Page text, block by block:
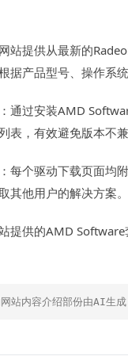
网站提供从最新的
据产品型号、操作系
：通过安装AMD
表，有效避免版本不
：每个驱动下载页面均
其他用户的解决方案。
提供的AMD
站内容介绍部份由AI生